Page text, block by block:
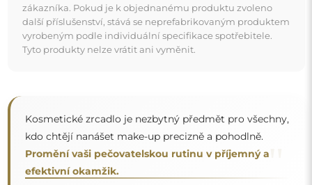
potřebujete jiné rozdělení, kontaktujte nás telefonicky
nebo e-mailem. Největší zrcadla, která dokážeme
vyrobit, jsou200×300 cma kulatá zrcadla o průměru